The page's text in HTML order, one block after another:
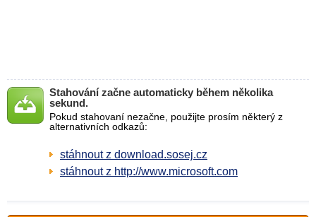
Stahování začne automaticky během několika
sekund.
Pokud stahovaní nezačne, použijte prosím některý z
alternativních odkazů:
stáhnout z download.sosej.cz
stáhnout z http://www.microsoft.com